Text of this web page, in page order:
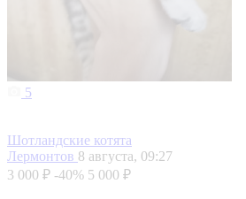
5
Шотландские котята
Лермонтов 8 августа, 09:27
3 000 ₽ -40% 5 000 ₽